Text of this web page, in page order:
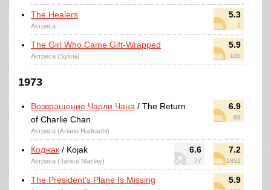
5.3
7
The Healers
Актриса
5.9
100
The Girl Who Came Gift-Wrapped
Актриса (Sylvia)
1973
6.9
68
Возвращение Чарли Чана / The Return
of Charlie Chan
Актриса (Ariane Hadrachi)
6.6
77
7.2
2851
Коджак / Kojak
Актриса (Janice Maclay)
5.9
The President's Plane Is Missing